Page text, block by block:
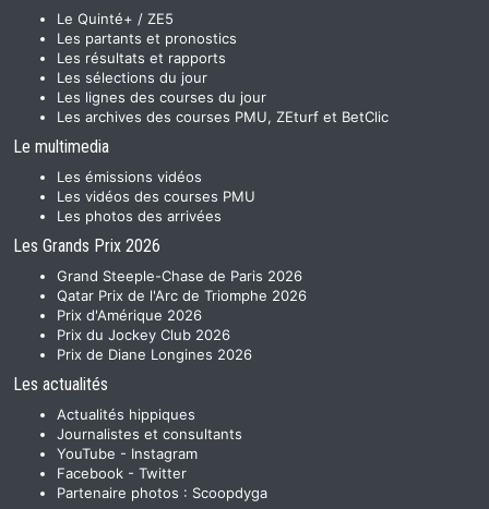
Le Quinté+ / ZE5
Les partants et pronostics
Les résultats et rapports
Les sélections du jour
Les lignes des courses du jour
Les archives des courses PMU, ZEturf et BetClic
Le multimedia
Les émissions vidéos
Les vidéos des courses PMU
Les photos des arrivées
Les Grands Prix 2026
Grand Steeple-Chase de Paris 2026
Qatar Prix de l'Arc de Triomphe 2026
Prix d'Amérique 2026
Prix du Jockey Club 2026
Prix de Diane Longines 2026
Les actualités
Actualités hippiques
Journalistes et consultants
YouTube - Instagram
Facebook - Twitter
Partenaire photos : Scoopdyga